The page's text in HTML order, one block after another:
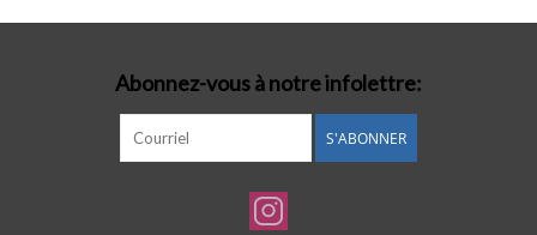
Abonnez-vous à notre infolettre:
S'ABONNER